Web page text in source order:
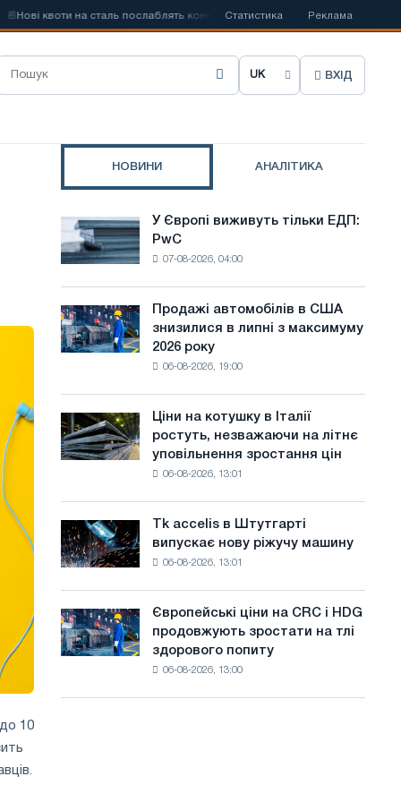
квоти на сталь послаблять конкуренцію в Сполученому Королівстві
Статистика Реклама
О
р
м
в
а
й
т
у
ВХІД
10
НОВИНИ АНАЛІТИКА
Європі
виживуть
PwC
У Європі виживуть тільки ЕДП:
PwC
07-08-2026, 04:00
Продажі
автомобілів
в
липні
з
року
Продажі автомобілів в США
знизилися в липні з максимуму
2026 року
06-08-2026, 19:00
Ціни
на
котушку
незважаючи
на
уповільнення
зростання
цін
Ціни на котушку в Італії
ростуть, незважаючи на літнє
уповільнення зростання цін
06-08-2026, 13:01
Tk
accelis
в
нову
ріжучу
Tk accelis в Штутгарті
випускає нову ріжучу машину
06-08-2026, 13:01
Європейські
ціни
на
Європейські ціни на CRC і HDG
продовжують зростати на тлі
здорового попиту
06-08-2026, 13:00